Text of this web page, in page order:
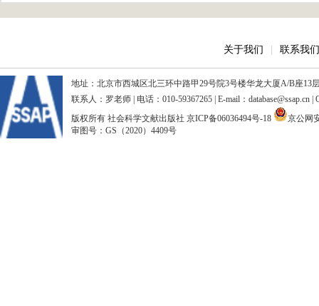
关于我们 联系我们
地址：北京市西城区北三环中路甲29号院3号楼华龙大厦A/B座13
联系人：罗老师 | 电话：010-59367265 | E-mail：database@ssap.cn
版权所有 社会科学文献出版社 京ICP备06036494号-18
京公网
审图号：GS（2020）4409号